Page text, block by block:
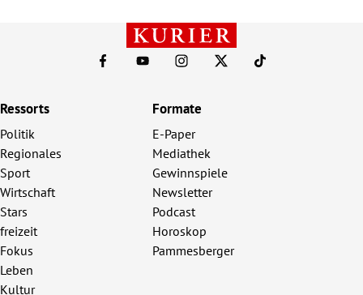
Ressorts
Politik
Regionales
Sport
Wirtschaft
Stars
freizeit
Fokus
Leben
Kultur
Formate
E-Paper
Mediathek
Gewinnspiele
Newsletter
Podcast
Horoskop
Pammesberger